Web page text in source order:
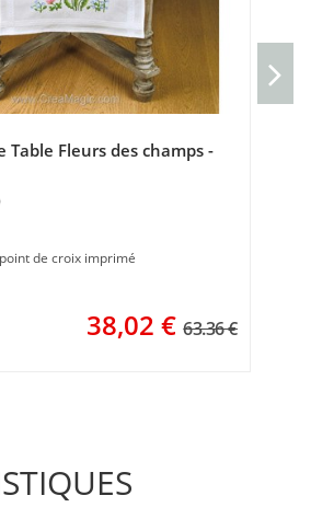
Table Fleurs des champs -
de croix imprimé
38,02 € 63.36 €